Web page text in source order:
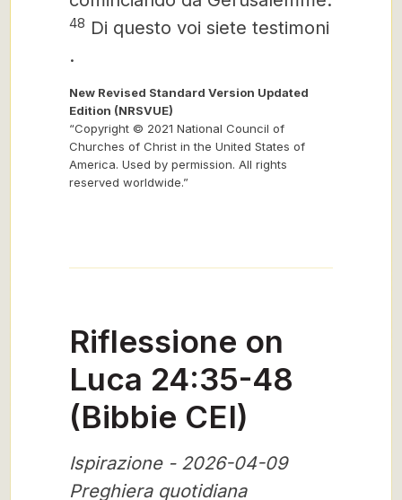
48 Di questo voi siete testimoni
.
New Revised Standard Version Updated
Edition (NRSVUE)
“Copyright © 2021 National Council of
Churches of Christ in the United States of
America. Used by permission. All rights
reserved worldwide.”
Riflessione on
Luca 24:35-48
(Bibbie CEI)
Ispirazione - 2026-04-09
Preghiera quotidiana